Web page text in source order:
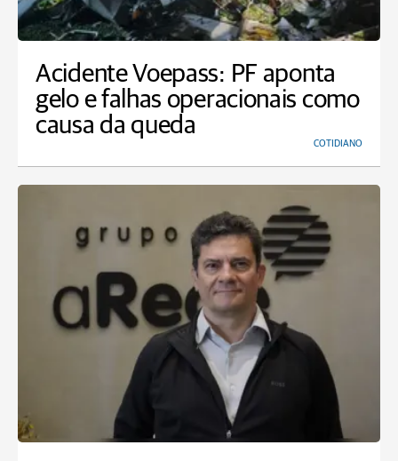
Acidente Voepass: PF aponta
gelo e falhas operacionais como
causa da queda
COTIDIANO